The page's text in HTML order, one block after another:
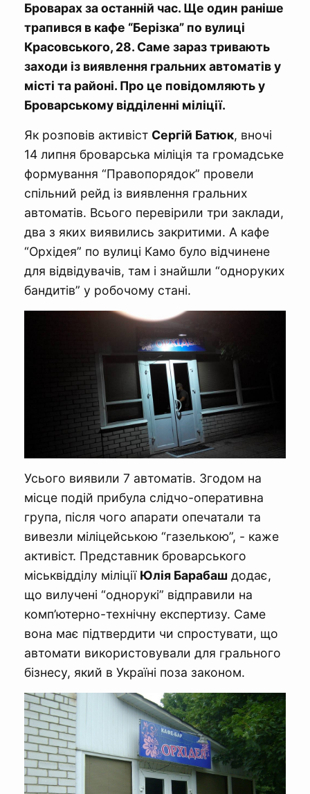
Броварах за останній час. Ще один раніше
трапився в кафе “Берізка” по вулиці
Красовського, 28. Саме зараз тривають
заходи із виявлення гральних автоматів у
місті та районі. Про це повідомляють у
Броварському відділенні міліції.
Як розповів активіст Сергій Батюк, вночі
14 липня броварська міліція та громадське
формування “Правопорядок” провели
спільний рейд із виявлення гральних
автоматів. Всього перевірили три заклади,
два з яких виявились закритими. А кафе
“Орхідея” по вулиці Камо було відчинене
для відвідувачів, там і знайшли “одноруких
бандитів” у робочому стані.
Усього виявили 7 автоматів. Згодом на
місце подій прибула слідчо-оперативна
група, після чого апарати опечатали та
вивезли міліцейською “газелькою”, - каже
активіст. Представник броварського
міськвідділу міліції Юлія Барабаш додає,
що вилучені “однорукі” відправили на
комп’ютерно-технічну експертизу. Саме
вона має підтвердити чи спростувати, що
автомати використовували для грального
бізнесу, який в Україні поза законом.